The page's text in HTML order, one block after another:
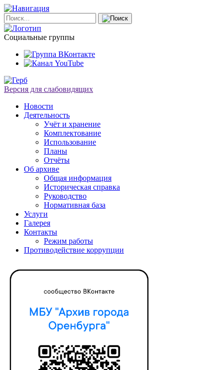
Социальные группы
Версия для слабовидящих
Новости
Деятельность
Учёт и хранение
Комплектование
Использование
Планы
Отчёты
Об архиве
Общая информация
Историческая справка
Руководство
Нормативная база
Услуги
Галерея
Контакты
Режим работы
Противодействие коррупции